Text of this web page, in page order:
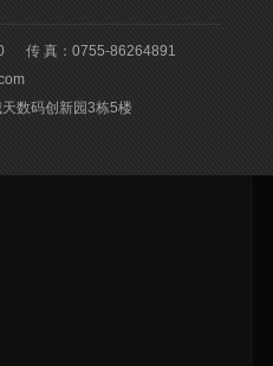
传 真：0755-86264891
数码创新园3栋5楼